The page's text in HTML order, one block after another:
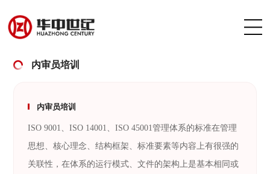
内审员培训
内审员培训
ISO 9001、ISO 14001、ISO 45001管理体系的标准在管理
思想、核心理念、结构框架、标准要素等内容上有很强的
关联性，在体系的运行模式、文件的架构上是基本相同或